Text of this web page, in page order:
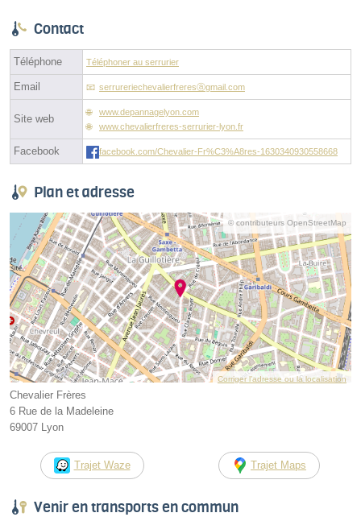
Contact
Téléphone Téléphoner au serrurier
Email serrureriechevalierfreresⓐgmail.com
Site web
www.depannagelyon.com
www.chevalierfreres-serrurier-lyon.fr
Facebook facebook.com/Chevalier-Fr%C3%A8res-1630340930558668
Plan et adresse
© contributeurs OpenStreetMap
Corriger l’adresse ou la localisation
Chevalier Frères
6 Rue de la Madeleine
69007 Lyon
Trajet Waze Trajet Maps
Venir en transports en commun